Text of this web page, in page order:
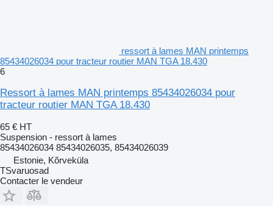
ressort à lames MAN printemps
85434026034 pour tracteur routier MAN TGA 18.430
6
Ressort à lames MAN printemps 85434026034 pour
tracteur routier MAN TGA 18.430
65 € HT
Suspension - ressort à lames
85434026034 85434026035, 85434026039
Estonie, Kõrveküla
TSvaruosad
Contacter le vendeur